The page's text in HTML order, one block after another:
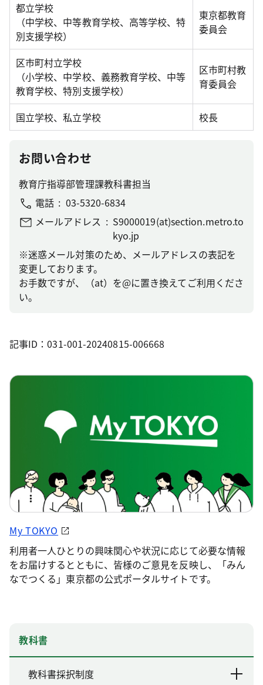
都立学校
（中学校、中等教育学校、高等学校、特
別支援学校）
東京都教育
委員会
区市町村立学校
（小学校、中学校、義務教育学校、中等
教育学校、特別支援学校）
区市町村教
育委員会
国立学校、私立学校 校長
お問い合わせ
教育庁指導部管理課教科書担当
電話
03-5320-6834
メールアドレス
S9000019(at)section.metro.to
kyo.jp
※迷惑メール対策のため、メールアドレスの表記を
変更しております。
お手数ですが、（at）を@に置き換えてご利用くださ
い。
記事ID：031-001-20240815-006668
My TOKYO
利用者一人ひとりの興味関心や状況に応じて必要な情報
をお届けするとともに、皆様のご意見を反映し、「みん
なでつくる」東京都の公式ポータルサイトです。
教科書
教科書採択制度